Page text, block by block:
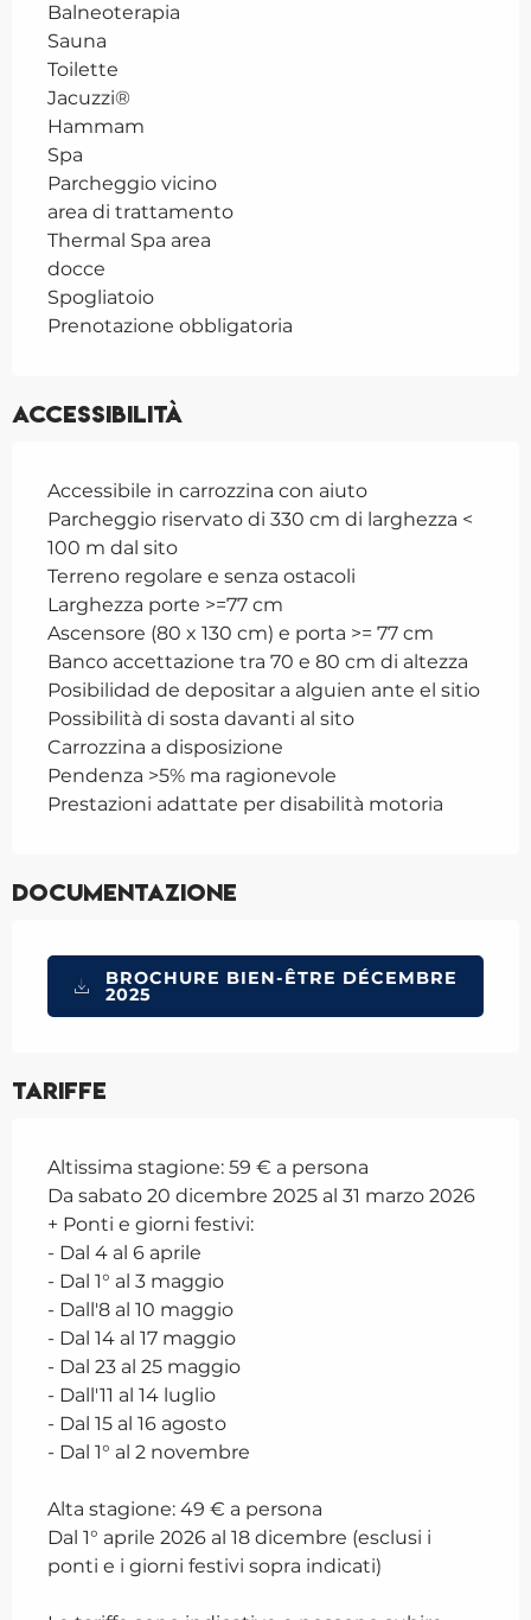
Balneoterapia
Sauna
Toilette
Jacuzzi®
Hammam
Spa
Parcheggio vicino
area di trattamento
Thermal Spa area
docce
Spogliatoio
Prenotazione obbligatoria
Accessibilità
Accessibile in carrozzina con aiuto
Parcheggio riservato di 330 cm di larghezza <
100 m dal sito
Terreno regolare e senza ostacoli
Larghezza porte >=77 cm
Ascensore (80 x 130 cm) e porta >= 77 cm
Banco accettazione tra 70 e 80 cm di altezza
Posibilidad de depositar a alguien ante el sitio
Possibilità di sosta davanti al sito
Carrozzina a disposizione
Pendenza >5% ma ragionevole
Prestazioni adattate per disabilità motoria
Documentazione
BROCHURE BIEN-ÊTRE DÉCEMBRE
2025
Tariffe
Altissima stagione: 59 € a persona
Da sabato 20 dicembre 2025 al 31 marzo 2026
+ Ponti e giorni festivi:
- Dal 4 al 6 aprile
- Dal 1° al 3 maggio
- Dall'8 al 10 maggio
- Dal 14 al 17 maggio
- Dal 23 al 25 maggio
- Dall'11 al 14 luglio
- Dal 15 al 16 agosto
- Dal 1° al 2 novembre
Alta stagione: 49 € a persona
Dal 1° aprile 2026 al 18 dicembre (esclusi i
ponti e i giorni festivi sopra indicati)